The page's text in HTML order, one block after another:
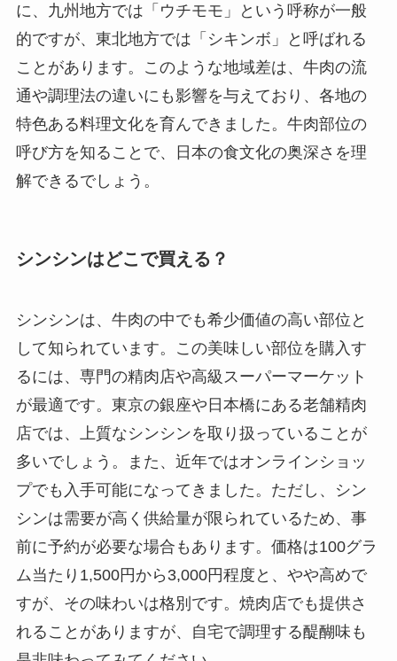
に、九州地方では「ウチモモ」という呼称が一般
的ですが、東北地方では「シキンボ」と呼ばれる
ことがあります。このような地域差は、牛肉の流
通や調理法の違いにも影響を与えており、各地の
特色ある料理文化を育んできました。牛肉部位の
呼び方を知ることで、日本の食文化の奥深さを理
解できるでしょう。
シンシンはどこで買える？
シンシンは、牛肉の中でも希少価値の高い部位と
して知られています。この美味しい部位を購入す
るには、専門の精肉店や高級スーパーマーケット
が最適です。東京の銀座や日本橋にある老舗精肉
店では、上質なシンシンを取り扱っていることが
多いでしょう。また、近年ではオンラインショッ
プでも入手可能になってきました。ただし、シン
シンは需要が高く供給量が限られているため、事
前に予約が必要な場合もあります。価格は100グラ
ム当たり1,500円から3,000円程度と、やや高めで
すが、その味わいは格別です。焼肉店でも提供さ
れることがありますが、自宅で調理する醍醐味も